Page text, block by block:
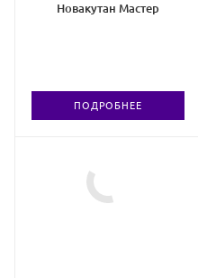
Новакутан Мастер
ПОДРОБНЕЕ